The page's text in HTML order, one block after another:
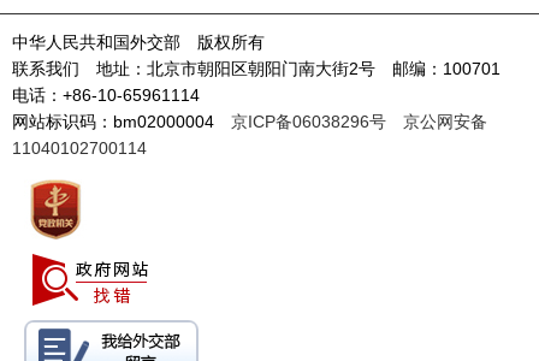
中华人民共和国外交部 版权所有
联系我们 地址：北京市朝阳区朝阳门南大街2号 邮编：100701
电话：+86-10-65961114
网站标识码：bm02000004 京ICP备06038296号
京公网安备
11040102700114